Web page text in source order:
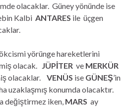
olacaklar. Güney yönünde ise
Kalbi ANTARES ile üçgen
yörünge hareketlerini
olacak. JÜPİTER ve MERKÜR
olacaklar. VENÜS ise GÜNEŞ’in
uzaklaşmış konumda olacaktır.
değiştirmez iken, MARS ay